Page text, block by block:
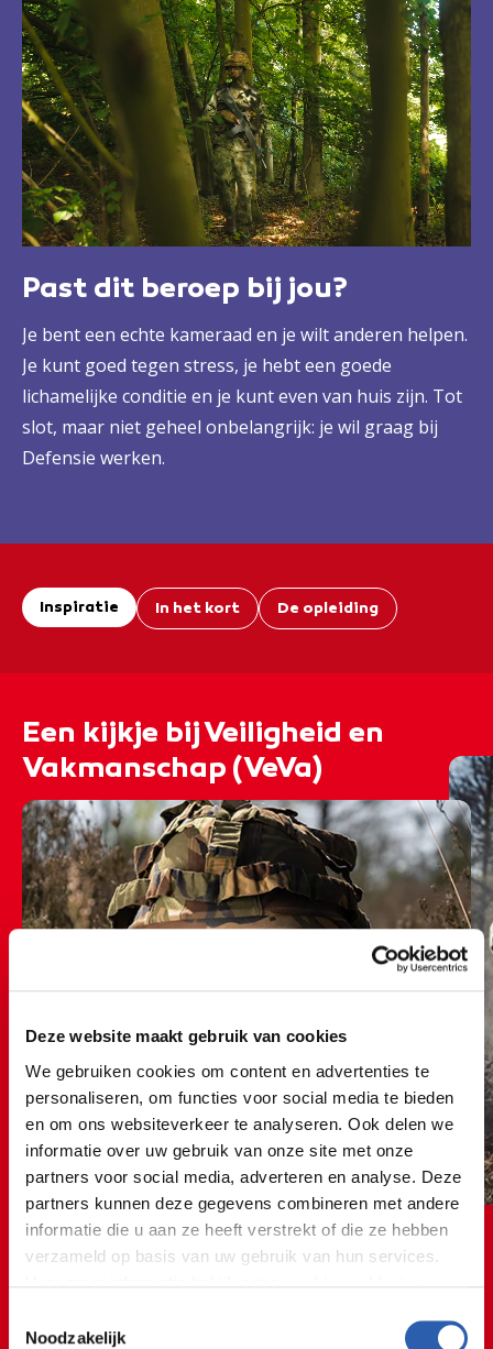
Deze website maakt gebruik van cookies
We gebruiken cookies om content en advertenties te
personaliseren, om functies voor social media te bieden
en om ons websiteverkeer te analyseren. Ook delen we
informatie over uw gebruik van onze site met onze
partners voor social media, adverteren en analyse. Deze
partners kunnen deze gegevens combineren met andere
informatie die u aan ze heeft verstrekt of die ze hebben
verzameld op basis van uw gebruik van hun services.
We werken samen met die uw gegevens
Noodzakelijk
op kazernes en in militaire gebieden over de hele
wereld.
Past dit beroep bij jou?
Je bent een echte kameraad en je wilt anderen helpen.
Je kunt goed tegen stress, je hebt een goede
lichamelijke conditie en je kunt even van huis zijn. Tot
slot, maar niet geheel onbelangrijk: je wil graag bij
Defensie werken.
Inspiratie In het kort De opleiding
Een kijkje bij Veiligheid en
Vakmanschap (VeVa)